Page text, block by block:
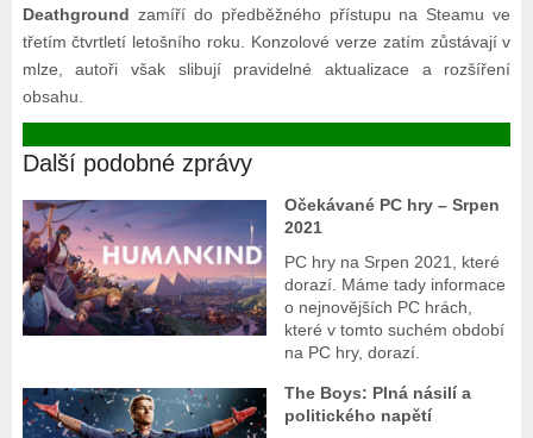
Deathground zamíří do předběžného přístupu na Steamu ve
třetím čtvrtletí letošního roku. Konzolové verze zatím zůstávají v
mlze, autoři však slibují pravidelné aktualizace a rozšíření
obsahu.
Další podobné zprávy
Očekávané PC hry – Srpen
2021
PC hry na Srpen 2021, které
dorazí. Máme tady informace
o nejnovějších PC hrách,
které v tomto suchém období
na PC hry, dorazí.
The Boys: Plná násilí a
politického napětí